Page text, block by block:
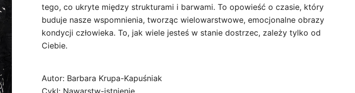
tego, co ukryte między strukturami i barwami. To opowieść o czasie, który
buduje nasze wspomnienia, tworząc wielowarstwowe, emocjonalne obrazy
kondycji człowieka. To, jak wiele jesteś w stanie dostrzec, zależy tylko od
Ciebie.
Autor: Barbara Krupa-Kapuśniak
Cykl: Nawarstw-istnienie